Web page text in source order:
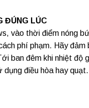
ĐÚNG LÚC
vào thời điểm nóng
phí phạm. Hãy
ban đêm khi nhiệt độ
dụng điều hòa hay quạt.